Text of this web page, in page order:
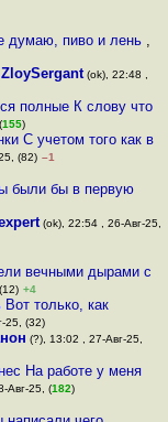
думаю, пиво и лень ,
ZloySergant(ok), 22:48 ,
полные К слову что
155)
С учетом того как в
(82) –1
были бы в первую
(ok), 22:54 , 26-Авг-25,
вечными дырами с
+4
только, как
25, (32)
(?), 13:02 , 27-Авг-25,
На работе у меня
Авг-25, (182)